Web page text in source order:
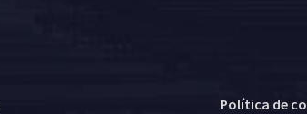
Política de